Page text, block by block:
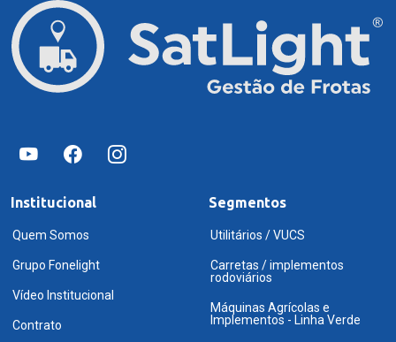
Institucional
Quem Somos
Grupo Fonelight
Vídeo Institucional
Contrato
Segmentos
Utilitários / VUCS
Carretas / implementos
rodoviários
Máquinas Agrícolas e
Implementos - Linha Verde